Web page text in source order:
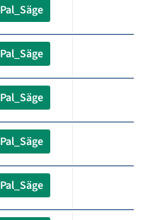
Pal_Säge
Pal_Säge
Pal_Säge
Pal_Säge
Pal_Säge